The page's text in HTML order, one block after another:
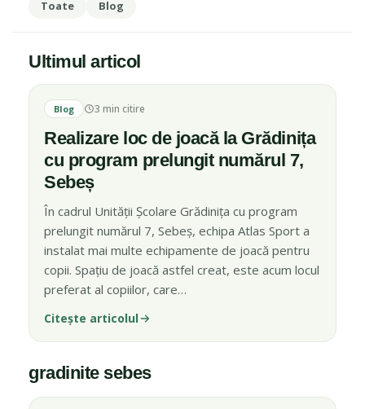
Toate Blog
Ultimul articol
IMAGINE ARTICOL
ULTIMUL ARTICOL
Blog 3 min citire
Realizare loc de joacă la Grădinița
cu program prelungit numărul 7,
Sebeș
În cadrul Unității Școlare Grădinița cu program
prelungit numărul 7, Sebeș, echipa Atlas Sport a
instalat mai multe echipamente de joacă pentru
copii. Spațiu de joacă astfel creat, este acum locul
preferat al copiilor, care…
Citește articolul
gradinite sebes